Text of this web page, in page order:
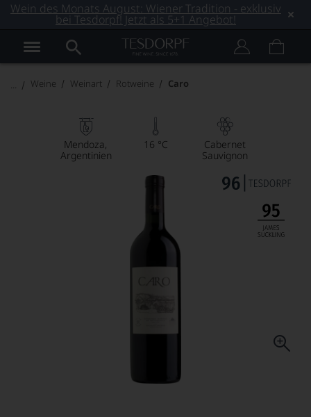
Wein des Monats August: Wiener Tradition - exklusiv
bei Tesdorpf! Jetzt als 5+1 Angebot!
Weine Weinart Rotweine Caro
Mendoza
Argentinien
16 °C
Cabernet
Sauvignon